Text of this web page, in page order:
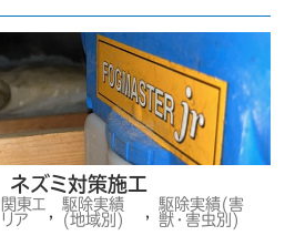
ズミ対策施工
関東エ
リア
,
駆除実績
(地域別)
,
駆除実績(害
獣・害虫別)